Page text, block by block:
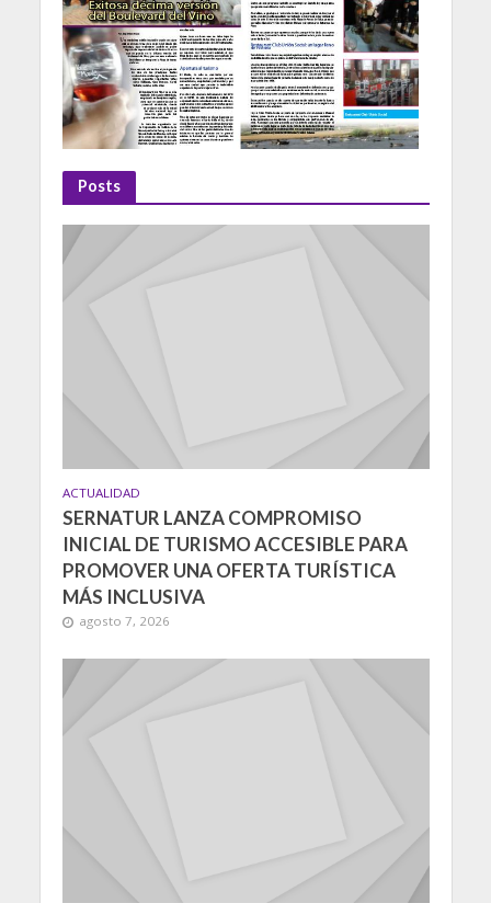
Posts
ACTUALIDAD
SERNATUR LANZA COMPROMISO
INICIAL DE TURISMO ACCESIBLE PARA
PROMOVER UNA OFERTA TURÍSTICA
MÁS INCLUSIVA
agosto 7, 2026